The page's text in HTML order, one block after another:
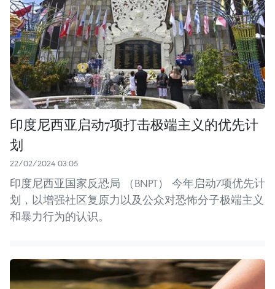
印度尼西亚启动7项打击极端主义的优先计
划
22/02/2024 03:05
印度尼西亚国家反恐局 （BNPT） 今年启动7项优先计
划，以增强社区复原力以及公众对恐怖分子极端主义
和暴力行为的认识。